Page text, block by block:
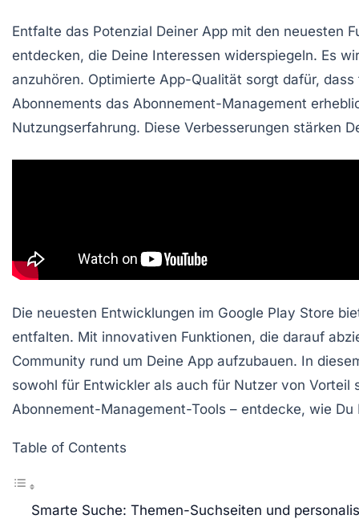
Entfalte das Potenzial Deiner App mit den neuesten
entdecken, die Deine Interessen widerspiegeln. Es
anzuhören. Optimierte App-Qualität sorgt dafür,
Abonnements das Abonnement-Management
Nutzungserfahrung. Diese Verbesserungen stärken
Die neuesten Entwicklungen im Google Play Store
entfalten. Mit innovativen Funktionen, die darauf
Community rund um Deine App aufzubauen. In
sowohl für Entwickler als auch für Nutzer von
Abonnement-Management-Tools – entdecke, wie
Table of Contents
Smarte Suche: Themen-Suchseiten und